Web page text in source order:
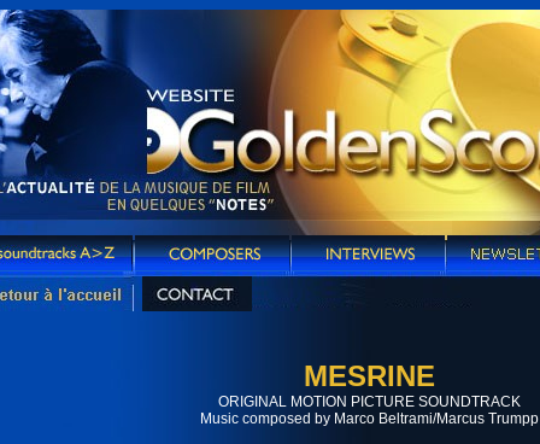
MESRINE
ORIGINAL MOTION PICTURE SOUNDTRACK
Music composed by Marco Beltrami/Marcus Trumpp